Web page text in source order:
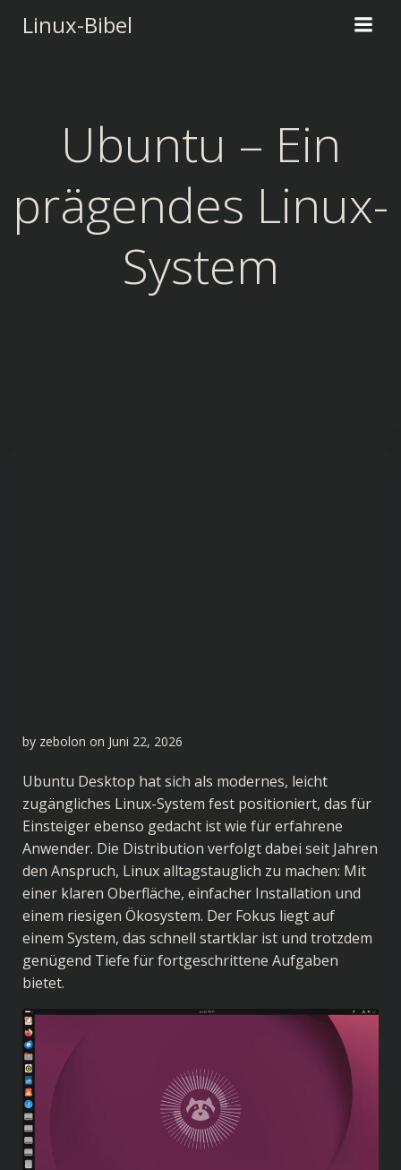
Linux-Bibel
Ubuntu – Ein
prägendes Linux-
System
by zebolon on Juni 22, 2026
Ubuntu Desktop hat sich als modernes, leicht
zugängliches Linux-System fest positioniert, das für
Einsteiger ebenso gedacht ist wie für erfahrene
Anwender. Die Distribution verfolgt dabei seit Jahren
den Anspruch, Linux alltagstauglich zu machen: Mit
einer klaren Oberfläche, einfacher Installation und
einem riesigen Ökosystem. Der Fokus liegt auf
einem System, das schnell startklar ist und trotzdem
genügend Tiefe für fortgeschrittene Aufgaben
bietet.